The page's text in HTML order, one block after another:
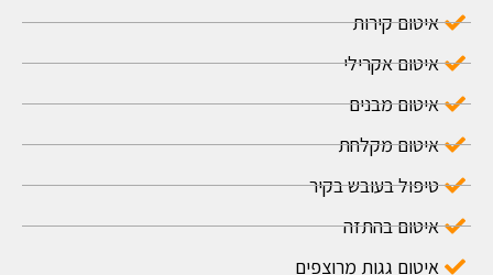
איטום קירות
איטום אקרילי
איטום מבנים
איטום מקלחת
טיפול בעובש בקיר
איטום בהתזה
איטום גגות מרוצפים